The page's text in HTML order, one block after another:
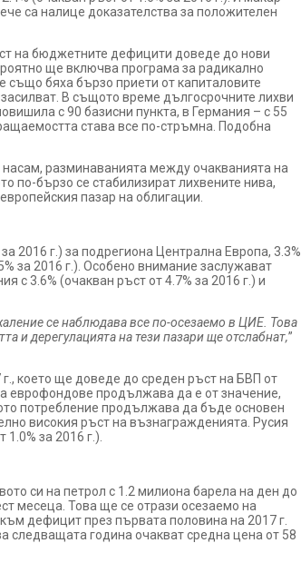
са налице доказателства за положителен
на бюджетните дефицити доведе до нови
ще включва програма за радикално
също бяха бързо приети от капиталовите
В същото време дългосрочните лихви
с 90 базисни пункта, в Германия – с 55
става все по-стръмна. Подобна
разминаванията между очакванията на
по-бързо се стабилизират лихвените нива,
пазар на облигации.
2016 г.) за подрегиона Централна Европа, 3.3%
за 2016 г.). Особено внимание заслужават
с 3.6% (очакван ръст от 4.7% за 2016 г.) и
се наблюдава все по-осезаемо в ЦИЕ. Това
и дерегулацията на тези пазари ще отслабнат,”
което ще доведе до среден ръст на БВП от
еврофондове продължава да е от значение,
потребление продължава да бъде основен
високия ръст на възнагражденията. Русия
за 2016 г.).
си на петрол с 1.2 милиона барела на ден до
месеца. Това ще се отрази осезаемо на
дефицит през първата половина на 2017 г.
следващата година очакват средна цена от 58